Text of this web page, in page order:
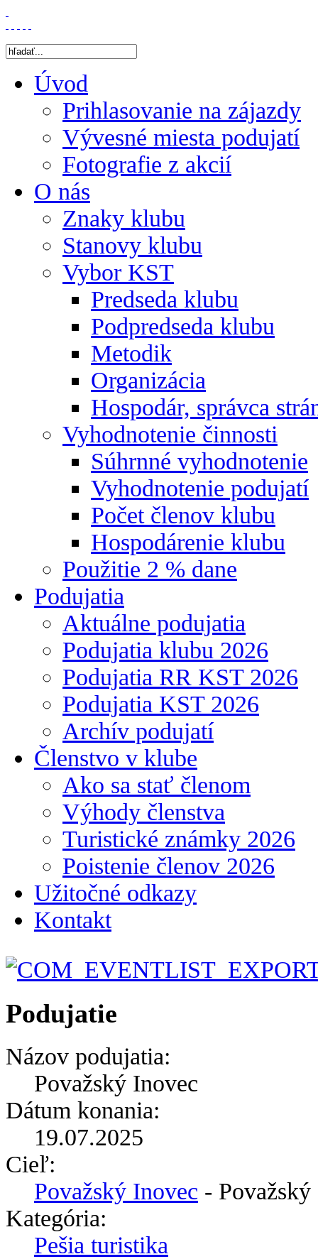
Úvod
Prihlasovanie na zájazdy
Vývesné miesta podujatí
Fotografie z akcií
O nás
Znaky klubu
Stanovy klubu
Vybor KST
Predseda klubu
Podpredseda klubu
Metodik
Organizácia
Hospodár, správca
Vyhodnotenie činnosti
Súhrnné vyhodnotenie
Vyhodnotenie podujatí
Počet členov klubu
Hospodárenie klubu
Použitie 2 % dane
Podujatia
Aktuálne podujatia
Podujatia klubu 2026
Podujatia RR KST 2026
Podujatia KST 2026
Archív podujatí
Členstvo v klube
Ako sa stať členom
Výhody členstva
Turistické známky 2026
Poistenie členov 2026
Užitočné odkazy
Kontakt
Podujatie
Názov podujatia:
Považský Inovec
Dátum konania:
19.07.2025
Cieľ:
Považský Inovec -
Kategória:
Pešia turistika